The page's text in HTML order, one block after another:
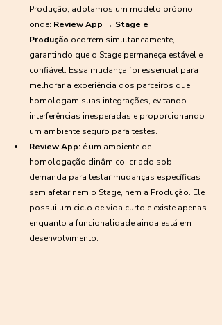
Produção, adotamos um modelo próprio,
onde: Review App → Stage e
Produção ocorrem simultaneamente,
garantindo que o Stage permaneça estável e
confiável. Essa mudança foi essencial para
melhorar a experiência dos parceiros que
homologam suas integrações, evitando
interferências inesperadas e proporcionando
um ambiente seguro para testes.
Review App: é um ambiente de
homologação dinâmico, criado sob
demanda para testar mudanças específicas
sem afetar nem o Stage, nem a Produção. Ele
possui um ciclo de vida curto e existe apenas
enquanto a funcionalidade ainda está em
desenvolvimento.